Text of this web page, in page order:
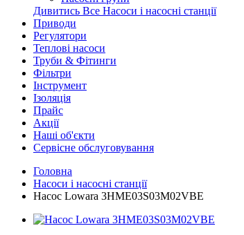
Дивитись Все Насоси і насосні станції
Приводи
Регулятори
Теплові насоси
Труби & Фітинги
Фільтри
Інструмент
Ізоляція
Прайс
Акції
Наші об'єкти
Сервісне обслуговування
Головна
Насоси і насосні станції
Насос Lowara 3HME03S03M02VBE